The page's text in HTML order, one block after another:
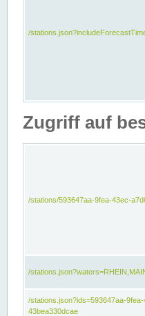
/
Zugriff auf
/stations/593647aa-9fea-43ec-
/
/stations.json?ids=593647aa-
43bea330dcae